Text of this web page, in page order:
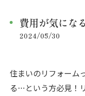
費用が気にな
2024/05/30
住まいのリフォーム
る…という方必見！